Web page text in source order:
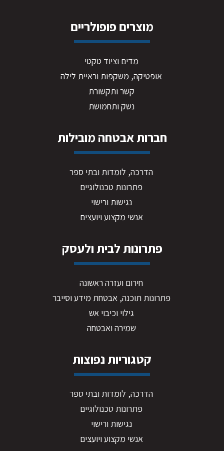
מוצרים פופולריים
מדים וציוד טקטי
אופטיקה, משקפות וראיית לילה
קשר ותקשורת
נשק ותחמושת
חברות אבטחה מובילות
הדרכה, לומדות ובתי ספר
פתרונות טכנולוגיים
נגישות ורישוי
אנשי מקצוע ויועצים
פתרונות לבית ולעסק
חירום ועזרה ראשונה
פתרונות תוכנה, אבטחת מידע וסייבר
גילוי וכיבוי אש
שמירה ואבטחה
קטגוריות נפוצות
הדרכה, לומדות ובתי ספר
פתרונות טכנולוגיים
נגישות ורישוי
אנשי מקצוע ויועצים